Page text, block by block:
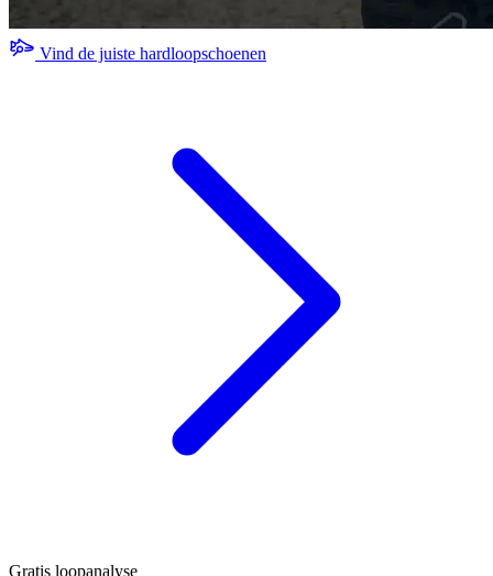
Vind de juiste hardloopschoenen
Gratis loopanalyse